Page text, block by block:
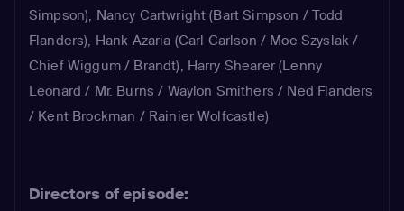
Simpson), Nancy Cartwright (Bart Simpson / Todd
Flanders), Hank Azaria (Carl Carlson / Moe Szyslak /
Chief Wiggum / Brandt), Harry Shearer(Lenny
Leonard / Mr. Burns / Waylon Smithers / Ned Flanders
/ Kent Brockman / Rainier Wolfcastle)
Directors of episode: